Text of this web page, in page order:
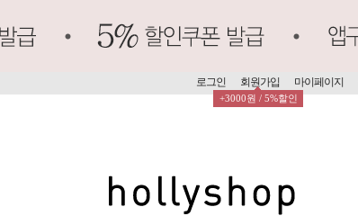
로그인 회원가입
+3000원 / 5%할인
마이페이지